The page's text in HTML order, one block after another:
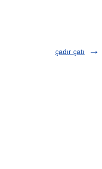
çadır çatı